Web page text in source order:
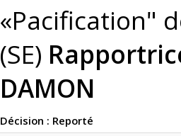
«Pacification"
(SE)
DAMON
Décision : Reporté